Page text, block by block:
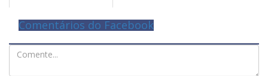
Comentários do Facebook